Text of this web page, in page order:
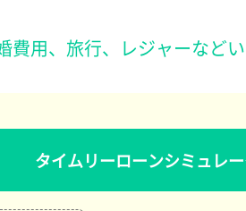
費用、旅行、レジャーなど
タイムリーローンシミュレ